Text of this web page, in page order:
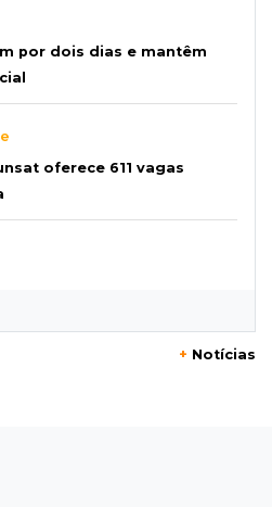
por dois dias e mantêm
oferece 611 vagas
salários de até R$ 8,2 mil;
+ Notícias